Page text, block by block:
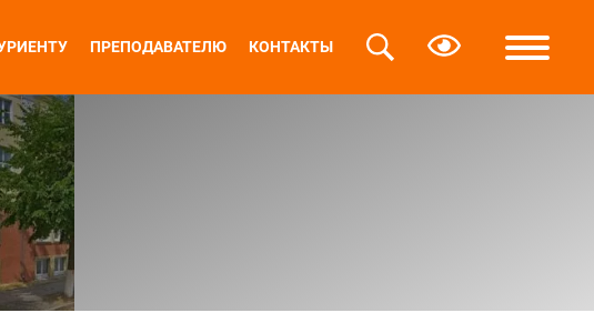
ПРЕПОДАВАТЕЛЮ КОНТАКТЫ